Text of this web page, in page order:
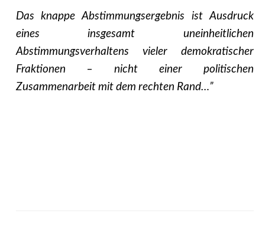
Das knappe Abstimmungsergebnis ist Ausdruck
eines insgesamt uneinheitlichen
Abstimmungsverhaltens vieler demokratischer
Fraktionen – nicht einer politischen
Zusammenarbeit mit dem rechten Rand…”